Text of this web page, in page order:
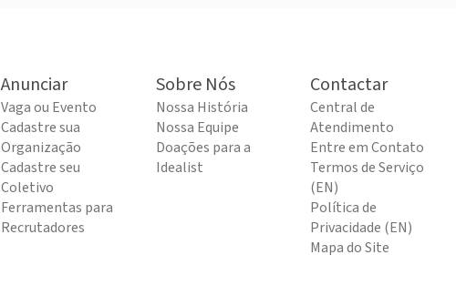
Anunciar
Vaga ou Evento
Cadastre sua
Organização
Cadastre seu
Coletivo
Ferramentas para
Recrutadores
Sobre Nós
Nossa História
Nossa Equipe
Doações para a
Idealist
Contactar
Central de
Atendimento
Entre em Contato
Termos de Serviço
(EN)
Política de
Privacidade (EN)
Mapa do Site